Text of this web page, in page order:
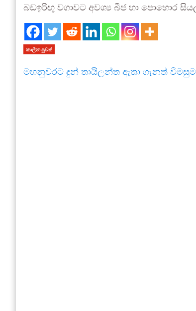
බඩඉරිඟු වගාවට අවශ්‍ය බීජ හා පොහොර
කාලීන පුවත්
මහනුවරට දුන් තායිලන්ත ඇතා ගැනත්